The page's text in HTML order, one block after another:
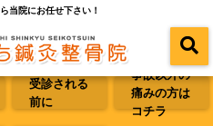
当院にお任せ下さい！
受診される
前に
事故以外の
痛みの方は
コチラ